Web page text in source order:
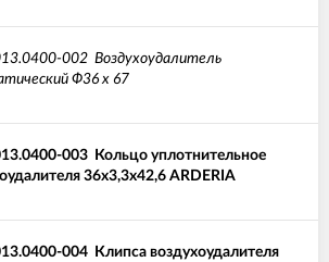
002 Воздухоудалитель
Ф36 x 67
003 Кольцо уплотнительное
36x3,3x42,6 ARDERIA
004 Клипса воздухоудалителя